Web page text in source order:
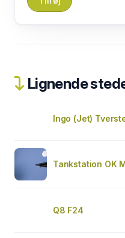
Lignende
Ingo (Jet)
Tankstation OK
Q8 F24